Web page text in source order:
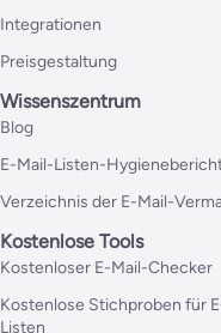
Integrationen
Preisgestaltung
Wissenszentrum
Blog
E-Mail-Listen-
Verzeichnis der E-Mail-
Kostenlose Tools
Kostenloser E-Mail-Checker
Kostenlose Stichproben für
Listen